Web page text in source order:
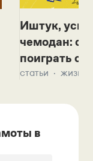
Иштук,
чемодан:
поиграть с
статьи жизнь
в